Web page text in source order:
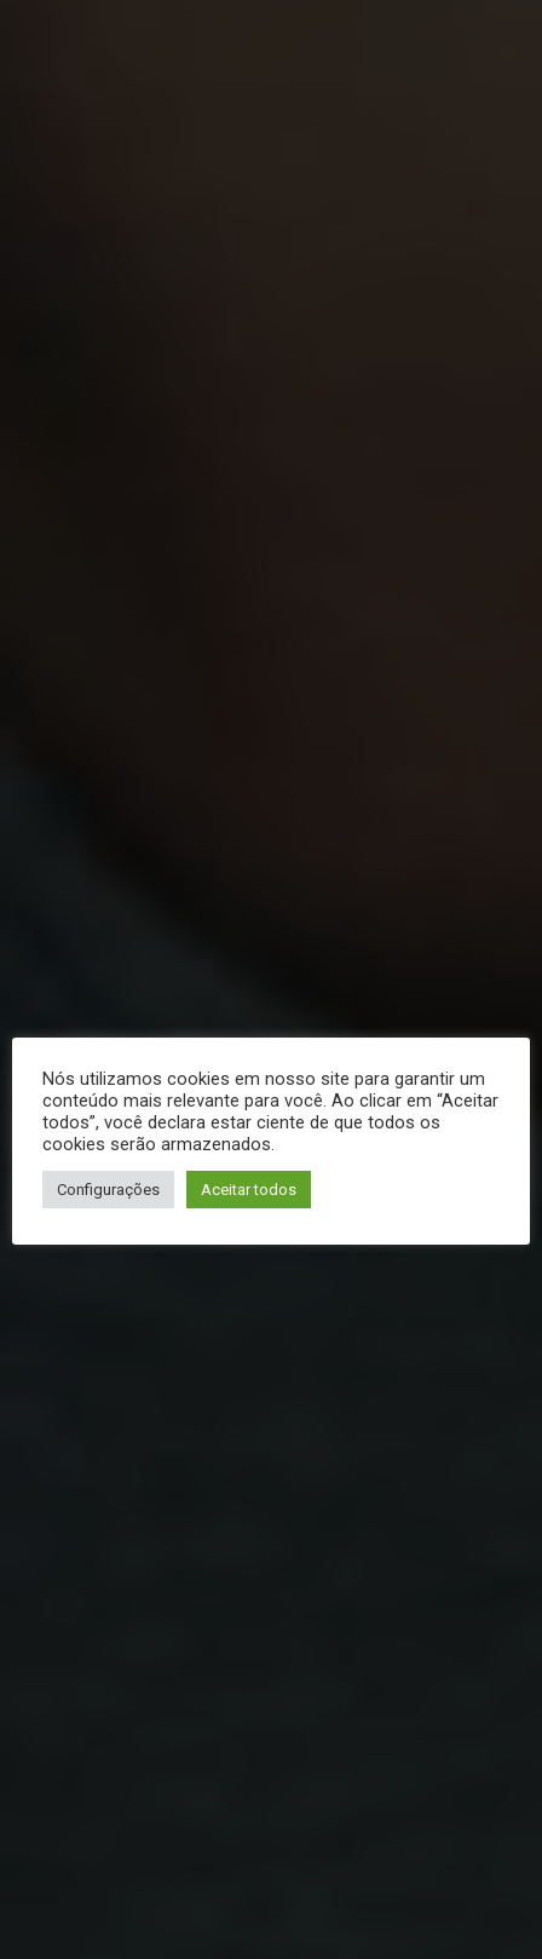
Nós utilizamos cookies em nosso site para garantir um
conteúdo mais relevante para você. Ao clicar em “Aceitar
todos”, você declara estar ciente de que todos os
cookies serão armazenados.
Configurações Aceitar todos